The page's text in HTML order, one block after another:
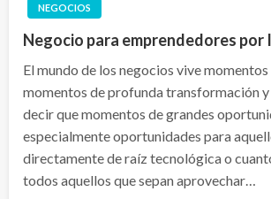
NEGOCIOS
Negocio para emprendedores
El mundo de los negocios vive
momentos de profunda transformación
decir que momentos de grandes
especialmente oportunidades para
directamente de raíz tecnológica o
todos aquellos que sepan aprovechar…